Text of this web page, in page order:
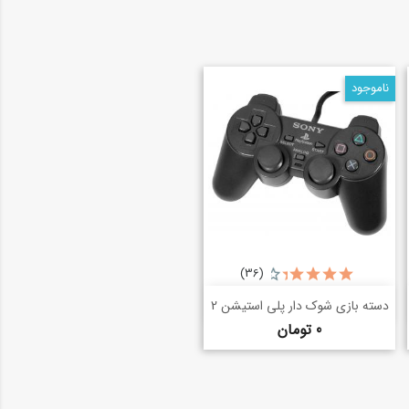
دسته بازی شوک دار پلی استیشن 2
قیمت 0 تومان
(36)
ناموجود
shopping_basketخرید سریع